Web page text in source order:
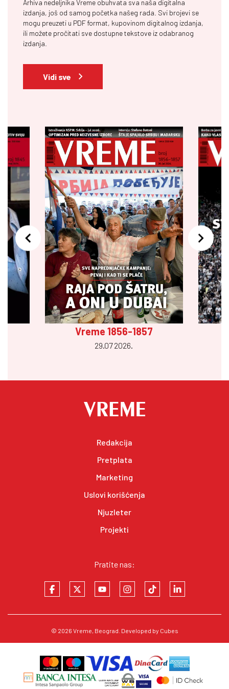
Arhiva nedeljnika Vreme obuhvata sva naša digitalna
izdanja, još od samog početka našeg rada. Svi brojevi se
mogu preuzeti u PDF format, kupovinom digitalnog izdanja,
ili možete pročitati sve dostupne tekstove iz odabranog
izdanja.
Vidi sve
Vreme 1856-1857
29.07 2026.
Redakcija
Pretplata
Marketing
Uslovi korišćenja
Njuzleter
Projekti
Pratite nas:
© 2026 Vreme, Beograd. Developed by Cubes